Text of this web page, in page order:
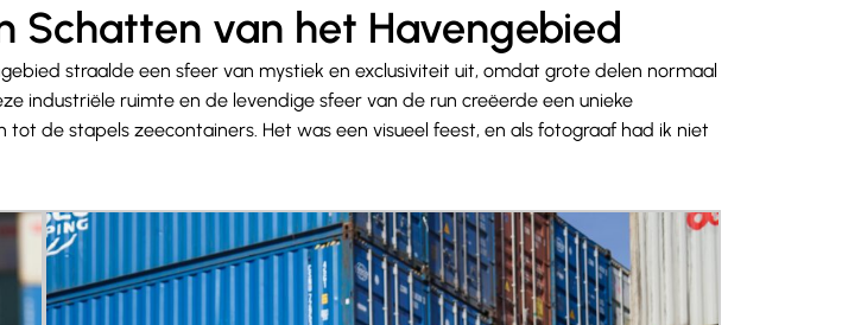
Schatten van het Havengebied
straalde een sfeer van mystiek en exclusiviteit uit, omdat grote delen normaal
industriële ruimte en de levendige sfeer van de run creëerde een unieke
de stapels zeecontainers. Het was een visueel feest, en als fotograaf had ik niet